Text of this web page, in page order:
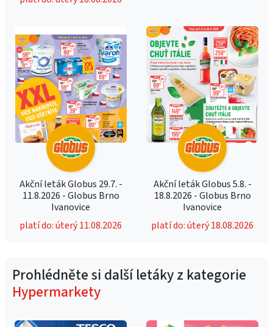
Akční leták Globus 29.7. -
11.8.2026 - Globus Brno
Ivanovice
platí do: úterý 11.08.2026
Akční leták Globus 5.8. -
18.8.2026 - Globus Brno
Ivanovice
platí do: úterý 18.08.2026
Prohlédněte si další letáky z kategorie
Hypermarkety